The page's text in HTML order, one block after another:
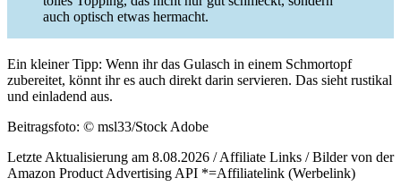
auch optisch etwas hermacht.
Ein kleiner Tipp: Wenn ihr das Gulasch in einem Schmortopf
zubereitet, könnt ihr es auch direkt darin servieren. Das sieht rustikal
und einladend aus.
Beitragsfoto: © msl33/Stock Adobe
Letzte Aktualisierung am 8.08.2026 / Affiliate Links / Bilder von der
Amazon Product Advertising API *=Affiliatelink (Werbelink)